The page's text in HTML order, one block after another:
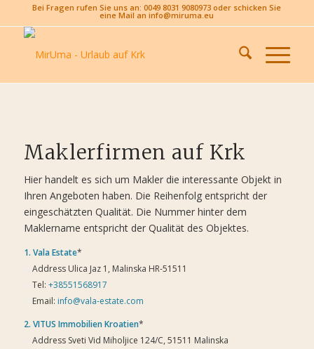
Bei Fragen rufen Sie uns an: 0049 8031 9080973 oder schicken Sie
eine Mail an info@miruma.eu
Maklerfirmen auf Krk
Hier handelt es sich um Makler die interessante Objekt in
Ihren Angeboten haben. Die Reihenfolg entspricht der
eingeschätzten Qualität. Die Nummer hinter dem
Maklername entspricht der Qualität des Objektes.
1. Vala Estate*
Address Ulica Jaz 1, Malinska HR-51511
Tel: +38551568917
Email: info@vala-estate.com
2. VITUS Immobilien Kroatien*
Address Sveti Vid Miholjice 124/C, 51511 Malinska